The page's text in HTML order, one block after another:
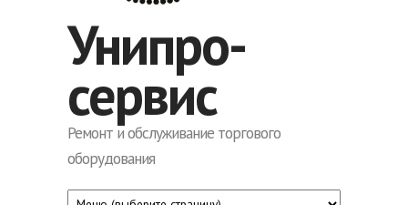
Унипро-
сервис
Ремонт и обслуживание торгового
оборудования